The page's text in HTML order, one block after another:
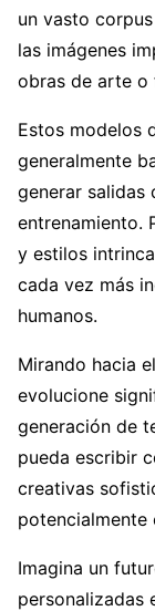
un vasto
las imágenes
obras de arte o
Estos modelos
generalmente
generar salidas
entrenamiento.
y estilos
cada vez más
humanos.
Mirando hacia
evolucione
generación de
pueda escribir
creativas
potencialmente
Imagina un
personalizadas